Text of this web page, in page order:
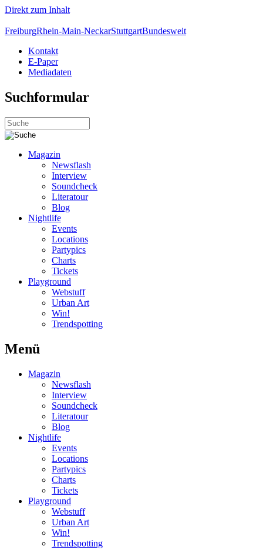
Direkt zum Inhalt
FreiburgRhein-Main-NeckarStuttgartBundesweit
Kontakt
E-Paper
Mediadaten
Suchformular
Magazin
Newsflash
Interview
Soundcheck
Literatour
Blog
Nightlife
Events
Locations
Partypics
Charts
Tickets
Playground
Webstuff
Urban Art
Win!
Trendspotting
Menü
Magazin
Newsflash
Interview
Soundcheck
Literatour
Blog
Nightlife
Events
Locations
Partypics
Charts
Tickets
Playground
Webstuff
Urban Art
Win!
Trendspotting